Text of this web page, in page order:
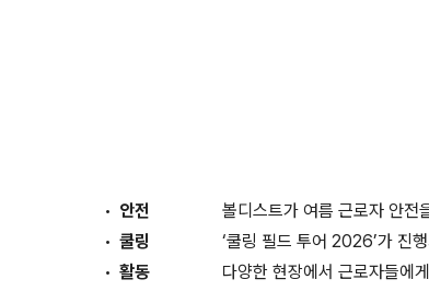
안전
볼디스트가 여름 근로자 안전
쿨링
‘쿨링 필드 투어 2026’가 진
활동
다양한 현장에서 근로자들에